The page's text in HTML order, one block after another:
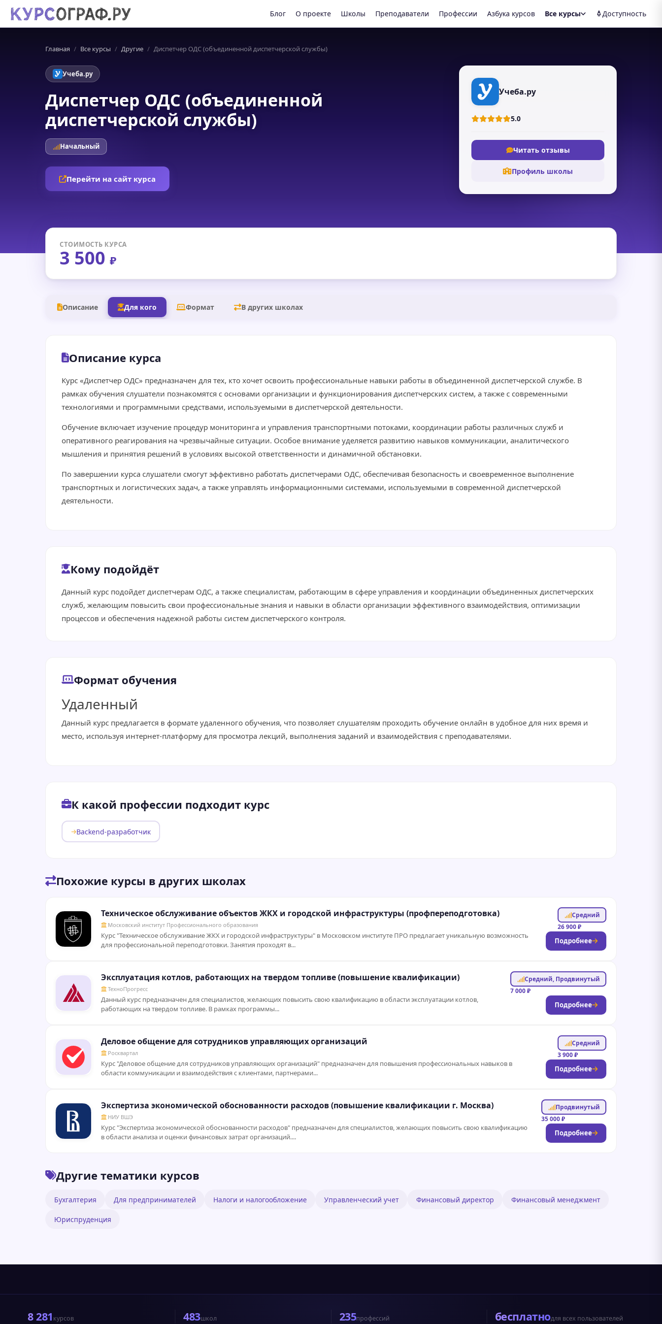
Блог О проекте Школы Преподаватели Профессии Азбука курсов Все курсы Доступность
Главная Все курсы Другие Диспетчер ОДС (объединенной диспетчерской службы)
Учеба.ру
Диспетчер ОДС (объединенной
диспетчерской службы)
Начальный
Перейти на сайт курса
Учеба.ру
5.0
Читать отзывы
Профиль школы
СТОИМОСТЬ КУРСА
3 500 ₽
Описание Для кого Формат В других школах
Описание курса
Курс «Диспетчер ОДС» предназначен для тех, кто хочет освоить профессиональные навыки работы в объединенной диспетчерской службе. В
рамках обучения слушатели познакомятся с основами организации и функционирования диспетчерских систем, а также с современными
технологиями и программными средствами, используемыми в диспетчерской деятельности.
Обучение включает изучение процедур мониторинга и управления транспортными потоками, координации работы различных служб и
оперативного реагирования на чрезвычайные ситуации. Особое внимание уделяется развитию навыков коммуникации, аналитического
мышления и принятия решений в условиях высокой ответственности и динамичной обстановки.
По завершении курса слушатели смогут эффективно работать диспетчерами ОДС, обеспечивая безопасность и своевременное выполнение
транспортных и логистических задач, а также управлять информационными системами, используемыми в современной диспетчерской
деятельности.
Кому подойдёт
Данный курс подойдет диспетчерам ОДС, а также специалистам, работающим в сфере управления и координации объединенных диспетчерских
служб, желающим повысить свои профессиональные знания и навыки в области организации эффективного взаимодействия, оптимизации
процессов и обеспечения надежной работы систем диспетчерского контроля.
Формат обучения
Удаленный
Данный курс предлагается в формате удаленного обучения, что позволяет слушателям проходить обучение онлайн в удобное для них время и
место, используя интернет-платформу для просмотра лекций, выполнения заданий и взаимодействия с преподавателями.
К какой профессии подходит курс
Backend-разработчик
Похожие курсы в других школах
Техническое обслуживание объектов ЖКХ и городской инфраструктуры (профпереподготовка)
Московский институт Профессионального образования
Курс "Техническое обслуживание ЖКХ и городской инфраструктуры" в Московском институте ПРО предлагает уникальную возможность
для профессиональной переподготовки. Занятия проходят в...
Средний
26 900 ₽
Подробнее
Эксплуатация котлов, работающих на твердом топливе (повышение квалификации)
ТехноПрогресс
Данный курс предназначен для специалистов, желающих повысить свою квалификацию в области эксплуатации котлов,
работающих на твердом топливе. В рамках программы...
Средний, Продвинутый
7 000 ₽
Подробнее
Деловое общение для сотрудников управляющих организаций
Росквартал
Курс "Деловое общение для сотрудников управляющих организаций" предназначен для повышения профессиональных навыков в
области коммуникации и взаимодействия с клиентами, партнерами...
Средний
3 900 ₽
Подробнее
Экспертиза экономической обоснованности расходов (повышение квалификации г. Москва)
НИУ ВШЭ
Курс "Экспертиза экономической обоснованности расходов" предназначен для специалистов, желающих повысить свою квалификацию
в области анализа и оценки финансовых затрат организаций....
Продвинутый
35 000 ₽
Подробнее
Другие тематики курсов
Бухгалтерия Для предпринимателей Налоги и налогообложение Управленческий учет Финансовый директор Финансовый менеджмент
Юриспруденция
8 281 курсов 483школ 235профессий бесплатнодля всех пользователей